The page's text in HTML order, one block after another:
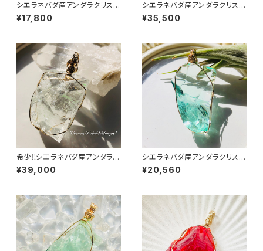
シエラネバダ産アンダラクリスタ
ル★～Gem Banded Angel A
ura Ether Mint～【世界で1つだ
¥17,800
シエラネバダ産アンダラクリスタ
ル★～Gem Ether Mint～【世
界で1つだけのアンダラペンダン
¥35,500
希少‼シエラネバダ産アンダラク
リスタル★宝石質～Gem Cos
mic Ice Mint～【世界で1つだ
¥39,000
シエラネバダ産アンダラクリスタ
ル★～Gem AA Mint～【世界
で1つだけのアンダラペンダント
¥20,560